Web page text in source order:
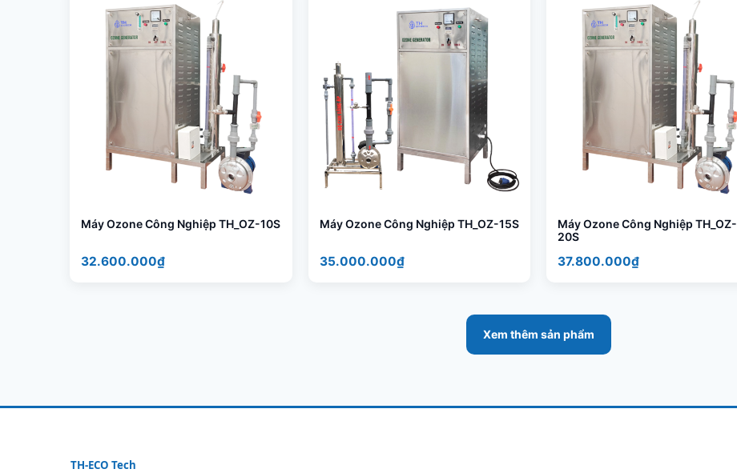
Máy Ozone Công Nghiệp TH_OZ-10S
32.600.000₫
Máy Ozone Công Nghiệp TH_OZ-15S
35.000.000₫
Máy Ozone Công Nghiệp TH_OZ-
20S
37.800.000₫
Xem thêm sản phẩm
TH-ECO Tech